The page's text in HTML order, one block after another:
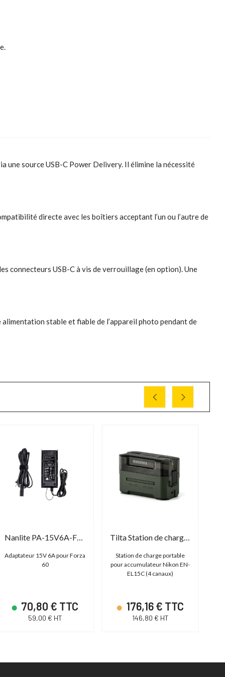
une source USB-C Power Delivery. Il élimine la nécessité
directe avec les boîtiers acceptant l’un ou l’autre de
connecteurs USB-C à vis de verrouillage (en option). Une
stable et fiable de l’appareil photo pendant de
Nanlite PA-15V6A-FZ60
Adaptateur 15V 6A pour Forza
60
70,80 € TTC
59,00 € HT
Tilta Station de charge battery EN-EL15C
Station de charge portable
pour accumulateur Nikon EN-
EL15C (4 canaux)
176,16 € TTC
146,80 € HT